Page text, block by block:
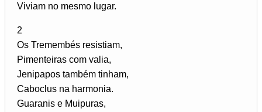
Viviam no mesmo lugar.
2
Os Tremembés resistiam,
Pimenteiras com valia,
Jenipapos também tinham,
Caboclus na harmonia.
Guaranis e Muipuras,